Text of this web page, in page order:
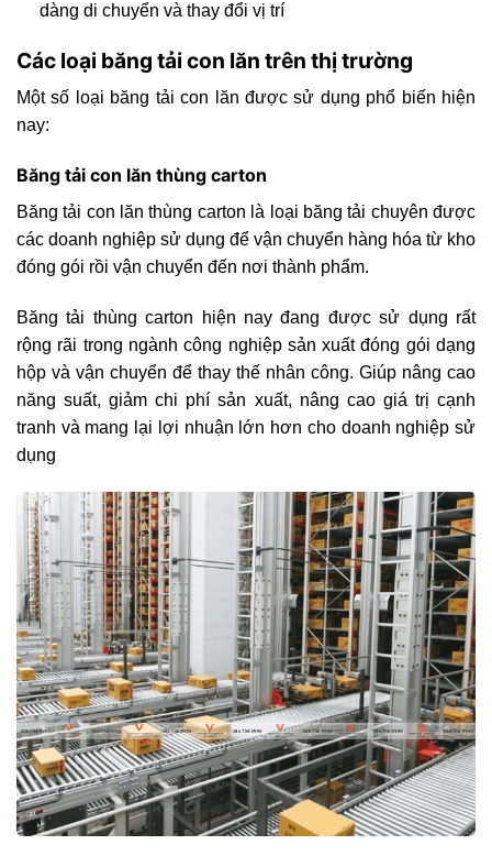
dàng di chuyển và thay đổi vị trí
Các loại băng tải con lăn trên thị trường
Một số loại băng tải con lăn được sử dụng phổ biến hiện
nay:
Băng tải con lăn thùng carton
Băng tải con lăn thùng carton là loại băng tải chuyên được
các doanh nghiệp sử dụng để vận chuyển hàng hóa từ kho
đóng gói rồi vận chuyển đến nơi thành phẩm.
Băng tải thùng carton hiện nay đang được sử dụng rất
rộng rãi trong ngành công nghiệp sản xuất đóng gói dạng
hộp và vận chuyển để thay thế nhân công. Giúp nâng cao
năng suất, giảm chi phí sản xuất, nâng cao giá trị cạnh
tranh và mang lại lợi nhuận lớn hơn cho doanh nghiệp sử
dụng